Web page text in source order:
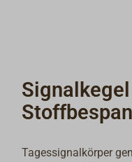
Tagessignalkörper